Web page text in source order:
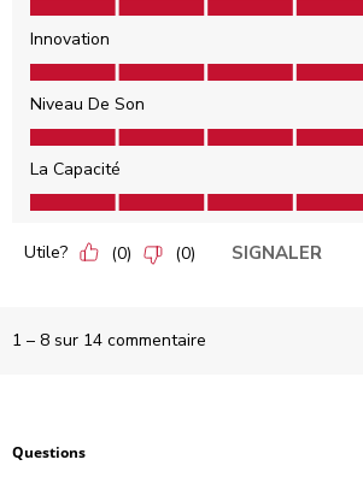
Innovation
Innovation, 4.0 sur 5
Niveau De Son
Niveau De Son, 5.0 sur 5
La Capacité
La Capacité, 5.0 sur 5
Utile? (0) (0) SIGNALER
1 – 8 sur 14 commentaire
Aucune question n'a été posée sur ce
Questions